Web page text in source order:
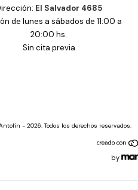
El Salvador 4685
de lunes a sábados de 11:00 a
20:00 hs.
Sin cita previa
- 2026. Todos los derechos reservados.
by